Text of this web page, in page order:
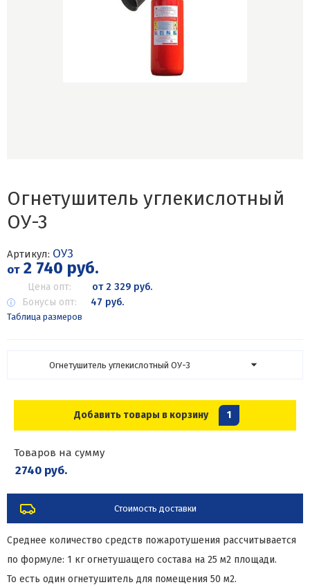
Огнетушитель углекислотный
ОУ-3
Артикул: ОУ3
от2 740 руб.
Цена опт:
от 2 329 руб.
Бонусы опт:
47 руб.
Таблица размеров
Огнетушитель углекислотный ОУ-3
Добавить товары в корзину 1
Товаров на сумму
2740 руб.
Стоимость доставки
Среднее количество средств пожаротушения рассчитывается
по формуле: 1 кг огнетушащего состава на 25 м2 площади.
То есть один огнетушитель для помещения 50 м2.